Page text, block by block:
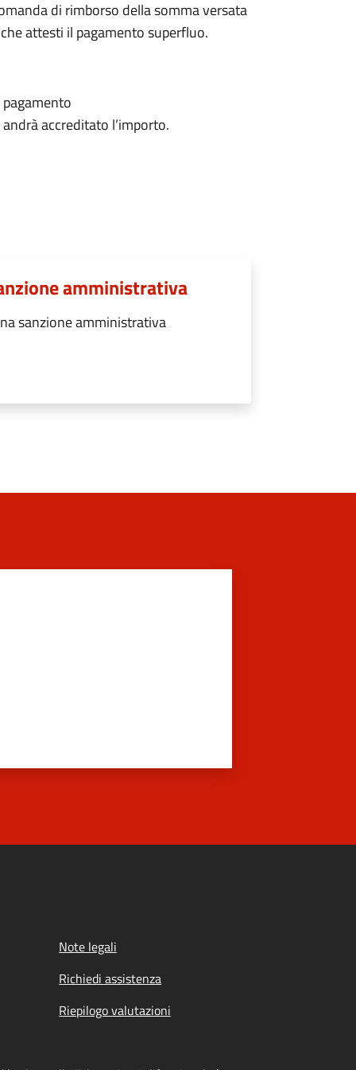
di rimborso della somma versata
attesti il pagamento superfluo.
accreditato l’importo.
amministrativa
sanzione amministrativa
Note legali
Richiedi assistenza
Riepilogo valutazioni